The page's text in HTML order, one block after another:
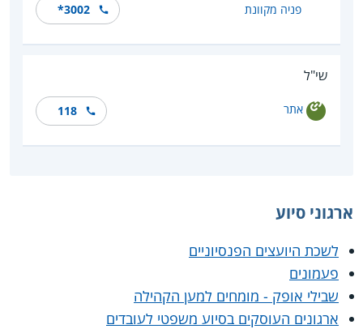
פניה מקוונת *‎3002
שי"ל
אתר 118
ארגוני סיוע
לשכת היועצים הפנסיוניים
פעמונים
שבילי אופק - מומחים למען הקהילה
ארגונים העוסקים בסיוע משפטי לעובדים